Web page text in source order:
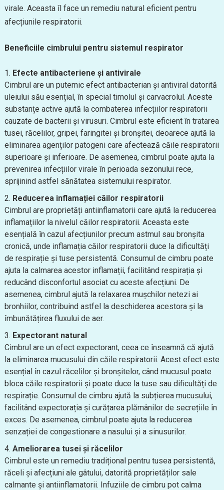
virale. Aceasta îl face un remediu natural eficient pentru
afecțiunile respiratorii.
Beneficiile cimbrului pentru sistemul respirator
Efecte antibacteriene și antivirale
Cimbrul are un puternic efect antibacterian și antiviral datorită
uleiului său esențial, în special timolul și carvacrolul. Aceste
substanțe active ajută la combaterea infecțiilor respiratorii
cauzate de bacterii și virusuri. Cimbrul este eficient în tratarea
tusei, răcelilor, gripei, faringitei și bronșitei, deoarece ajută la
eliminarea agenților patogeni care afectează căile respiratorii
superioare și inferioare. De asemenea, cimbrul poate ajuta la
prevenirea infecțiilor virale în perioada sezonului rece,
sprijinind astfel sănătatea sistemului respirator.
Reducerea inflamației căilor respiratorii
Cimbrul are proprietăți antiinflamatorii care ajută la reducerea
inflamațiilor la nivelul căilor respiratorii. Aceasta este
esențială în cazul afecțiunilor precum astmul sau bronșita
cronică, unde inflamația căilor respiratorii duce la dificultăți
de respirație și tuse persistentă. Consumul de cimbru poate
ajuta la calmarea acestor inflamații, facilitând respirația și
reducând disconfortul asociat cu aceste afecțiuni. De
asemenea, cimbrul ajută la relaxarea mușchilor netezi ai
bronhiilor, contribuind astfel la deschiderea acestora și la
îmbunătățirea fluxului de aer.
Expectorant natural
Cimbrul are un efect expectorant, ceea ce înseamnă că ajută
la eliminarea mucusului din căile respiratorii. Acest efect este
esențial în cazul răcelilor și bronșitelor, când mucusul poate
bloca căile respiratorii și poate duce la tuse sau dificultăți de
respirație. Consumul de cimbru ajută la subțierea mucusului,
facilitând expectorația și curățarea plămânilor de secrețiile în
exces. De asemenea, cimbrul poate ajuta la reducerea
senzației de congestionare a nasului și a sinusurilor.
Ameliorarea tusei și răcelilor
Cimbrul este un remediu tradițional pentru tusea persistentă,
răceli și afecțiuni ale gâtului, datorită proprietăților sale
calmante și antiinflamatorii. Infuziile de cimbru pot calma